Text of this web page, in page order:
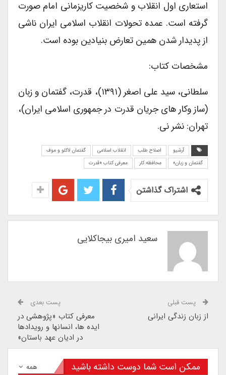
استعاری اول انقلاب و شخصیت کاریزمانی امام صورت
گرفته است. عمده تحولات انقلاب اسلامی ایران ناشی
از پدیدار شدن همین تعارض بنیادین بوده است.
مشخصات کتاب:
سلطانی، سید علی اصغر (۱۳۹۱)، قدرت، گفتمان و زبان
(ساز وکار های جریان قدرت در جمهوری اسلامی ایران)،
تهران: نشر نی.
آرشیو اصلاح طلب انقلاب اسلامی
گفتمان لاکلو و موف
گفتمان و زبان»
محافظه کار معرفی کتاب «قدرت
اشتراک گذاشتن
سعید امیری بیجاکلایی
پست قبلی
از زبان زندگى ایرانى
پست بعدی
معرفی کتاب «پژوهشی در
ایده ها، انسانها و رویدادها
در ادیان عهد باستان»
همه ممکن است شما دوست داشته باشید